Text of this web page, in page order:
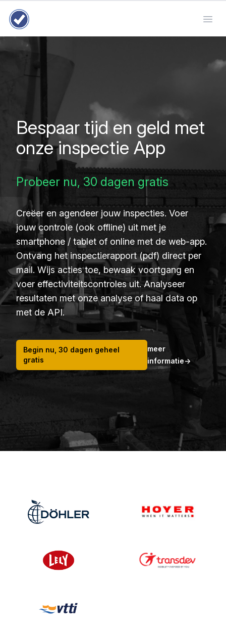
Easy to Inspect
Open
Bespaar tijd en geld met
onze inspectie App
Probeer nu, 30 dagen gratis
Creëer en agendeer jouw inspecties. Voer
jouw controle (ook offline) uit met je
smartphone / tablet of online met de web-app.
Ontvang het inspectierapport (pdf) direct per
mail. Wijs acties toe, bewaak voortgang en
voer effectiviteitscontroles uit. Analyseer
resultaten met onze analyse of haal data op
met de API.
Begin nu, 30 dagen geheel
gratis
meer
informatie→